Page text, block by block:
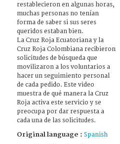
restablecieron en algunas horas,
muchas personas no tenían
forma de saber si sus seres
queridos estaban bien.
La Cruz Roja Ecuatoriana y la
Cruz Roja Colombiana recibieron
solicitudes de búsqueda que
movilizaron a los voluntarios a
hacer un seguimiento personal
de cada pedido. Este video
muestra de qué manera la Cruz
Roja activa este servicio y se
preocupa por dar respuesta a
cada una de las solicitudes.
Original language : Spanish